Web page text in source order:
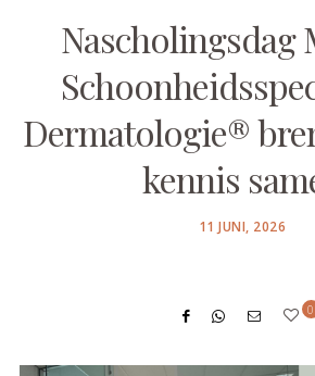
Nascholingsdag
Dermatologie®
kennis
POSTED
11 JUNI, 2026
0